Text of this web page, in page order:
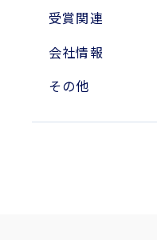
受賞関連
会社情報
その他